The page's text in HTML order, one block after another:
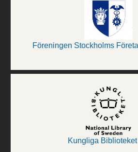
Föreningen Stockholms
Kungliga Biblioteket